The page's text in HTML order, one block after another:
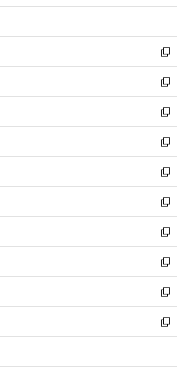
開
ウ
開
く
ン
ウ
で
開
く
ウ
ン
ド
ウ
で
開
く
し
ウ
ィ
ン
ド
ウ
で
開
く
新
し
い
ウ
ィ
ン
ド
ウ
で
開
く
新
し
い
ウ
ィ
ン
ド
ウ
で
開
く
新
し
い
ウ
ィ
ン
ド
ウ
で
開
く
新
し
い
ウ
ィ
ン
ド
ウ
で
開
く
新
し
い
ウ
ィ
ン
ド
ウ
で
開
く
新
し
い
ウ
ィ
ン
ド
ウ
で
開
新
し
い
ウ
ィ
ン
ド
ウ
新
し
い
ウ
ィ
ン
新
し
い
ウ
新
し